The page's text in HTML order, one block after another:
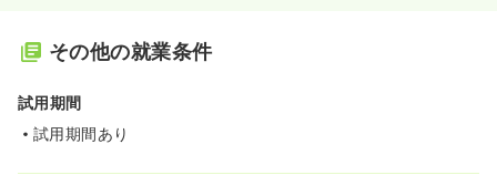
その他の就業条件
試用期間
試用期間あり